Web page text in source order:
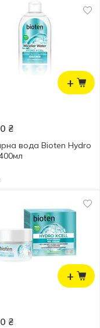
+
₴
вода Bioten Hydro
+
₴